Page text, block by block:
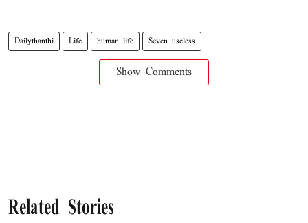
Dailythanthi Life human life Seven useless
Show Comments
Related Stories